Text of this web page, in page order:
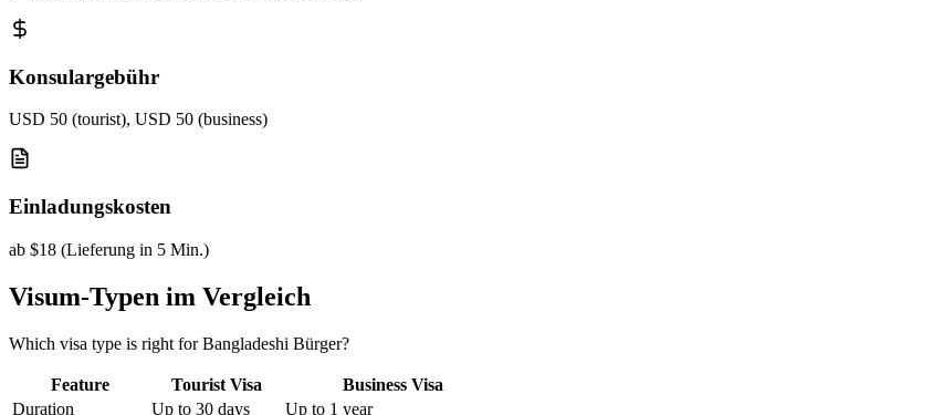
Konsulargebühr
USD 50 (tourist), USD 50 (business)
Einladungskosten
ab $18 (Lieferung in 5 Min.)
Visum-Typen im Vergleich
Which visa type is right for Bangladeshi Bürger?
Feature Tourist Visa
Business Visa
Duration
Up to 30 days
Up to 1 year